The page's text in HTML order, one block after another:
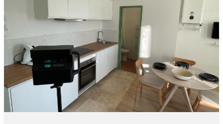
grâce
visites
virtuelles
360°